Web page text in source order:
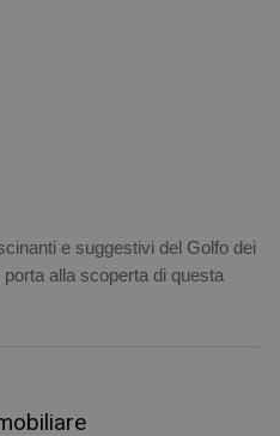
e suggestivi del Golfo dei
alla scoperta di questa